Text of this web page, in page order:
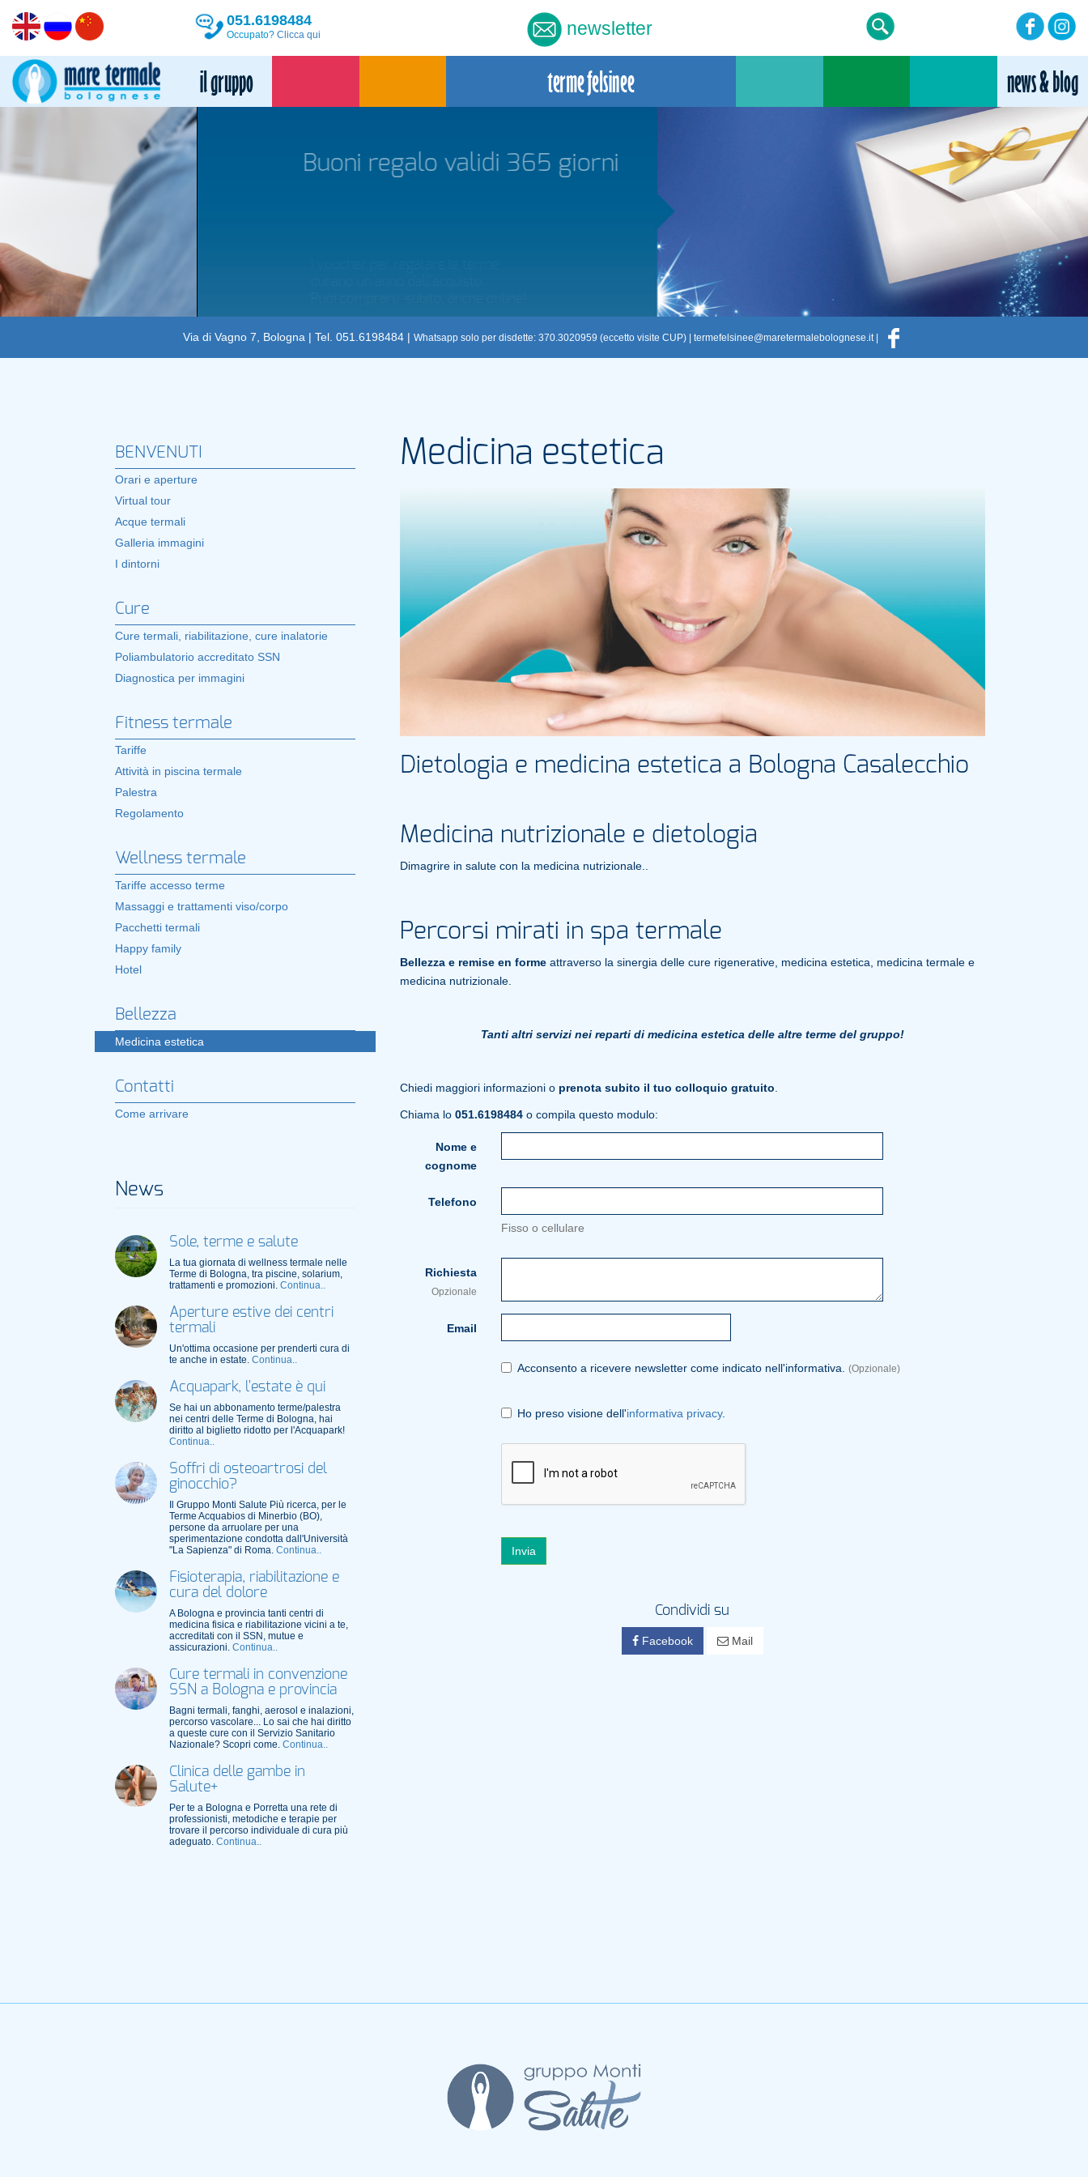
051.6198484
Occupato? Clicca qui newsletter
Buoni regalo validi 365 giorni
Via di Vagno 7, Bologna | Tel. 051.6198484 | Whatsapp solo per disdette: 370.3020959 (eccetto visite CUP) | termefelsinee@maretermalebolognese.it|
Medicina estetica
Dietologia e medicina estetica a Bologna Casalecchio
Medicina nutrizionale e dietologia
Dimagrire in salute con la medicina nutrizionale..
Percorsi mirati in spa termale
Bellezza e remise en formeattraverso la sinergia delle cure rigenerative, medicina estetica, medicina termale e
medicina nutrizionale.
Tanti altri servizi nei reparti di medicina estetica delle altre terme del gruppo!
Chiedi maggiori informazioni o prenota subito il tuo colloquio gratuito
Chiama lo 051.6198484o compila questo modulo:
Nome e
cognome
Telefono
Fisso o cellulare
Richiesta
Opzionale
Email
Acconsento a ricevere newsletter come indicato nell'informativa.(Opzionale)
Ho preso visione dell'informativa privacy.
Invia
Condividi su
Facebook Mail
BENVENUTI
Orari e aperture
Virtual tour
Acque termali
Galleria immagini
I dintorni
Cure
Cure termali, riabilitazione, cure inalatorie
Poliambulatorio accreditato SSN
Diagnostica per immagini
Fitness termale
Tariffe
Attività in piscina termale
Palestra
Regolamento
Wellness termale
Tariffe accesso terme
Massaggi e trattamenti viso/corpo
Pacchetti termali
Happy family
Hotel
Bellezza
Medicina estetica
Contatti
Come arrivare
News
Sole, terme e salute
La tua giornata di wellness termale nelle
Terme di Bologna, tra piscine, solarium,
trattamenti e promozioni. Continua..
Aperture estive dei centri
termali
Un'ottima occasione per prenderti cura di
te anche in estate. Continua..
Acquapark, l'estate è qui
Se hai un abbonamento terme/palestra
nei centri delle Terme di Bologna, hai
diritto al biglietto ridotto per l'Acquapark!
Continua..
Soffri di osteoartrosi del
ginocchio?
Il Gruppo Monti Salute Più ricerca, per le
Terme Acquabios di Minerbio (BO),
persone da arruolare per una
sperimentazione condotta dall'Università
"La Sapienza" di Roma. Continua..
Fisioterapia, riabilitazione e
cura del dolore
A Bologna e provincia tanti centri di
medicina fisica e riabilitazione vicini a te,
accreditati con il SSN, mutue e
assicurazioni. Continua..
Cure termali in convenzione
SSN a Bologna e provincia
Bagni termali, fanghi, aerosol e inalazioni,
percorso vascolare... Lo sai che hai diritto
a queste cure con il Servizio Sanitario
Nazionale? Scopri come. Continua..
Clinica delle gambe in
Salute+
Per te a Bologna e Porretta una rete di
professionisti, metodiche e terapie per
trovare il percorso individuale di cura più
adeguato. Continua..